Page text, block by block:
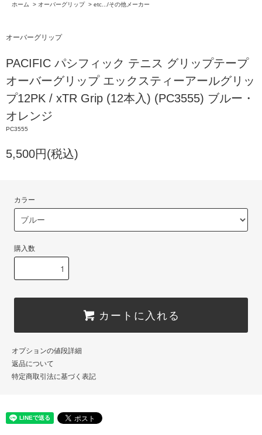
ホーム > オーバーグリップ > etc.../その他メーカー
オーバーグリップ
PACIFIC パシフィック テニス グリップテープ
オーバーグリップ エックスティーアールグリッ
プ12PK / xTR Grip (12本入) (PC3555) ブルー・
オレンジ
PC3555
5,500円(税込)
カラー
購入数
カートに入れる
オプションの値段詳細
返品について
特定商取引法に基づく表記